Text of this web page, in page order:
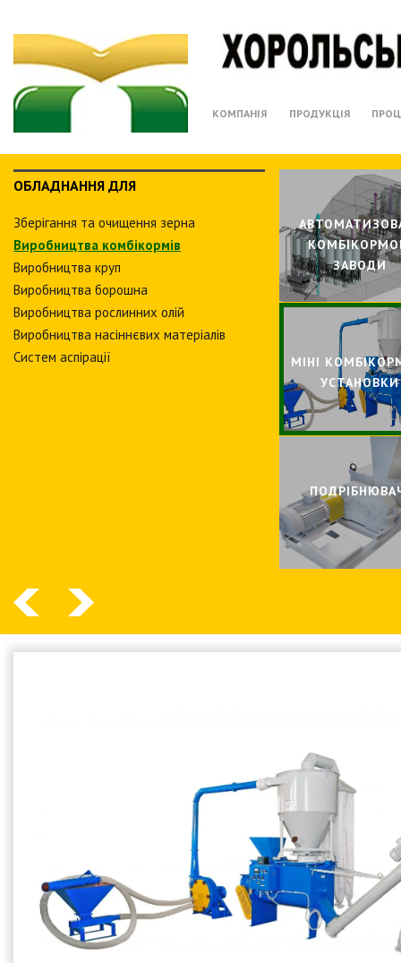
КОМПАНІЯ ПРОДУКЦІЯ
ОБЛАДНАННЯ ДЛЯ
Зберiгання та очищення зерна
Виробництва комбiкормiв
Виробництва круп
Виробництва борошна
Виробництва рослинних олiй
Виробництва насіннєвих матеріалів
Систем аспiрацiї
ЗАВОДИ
МIНI
УСТАНОВКИ